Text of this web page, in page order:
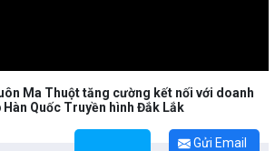
Ma Thuột tăng cường kết nối với doanh
Hàn Quốc Truyền hình Đắk Lắk
Gửi Email